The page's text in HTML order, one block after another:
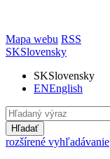
Mapa webu RSS
SKSlovensky
SKSlovensky
ENEnglish
Hľadať
rozšírené vyhľadávanie